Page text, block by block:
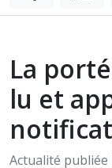
La
lu et
Actualité publiée